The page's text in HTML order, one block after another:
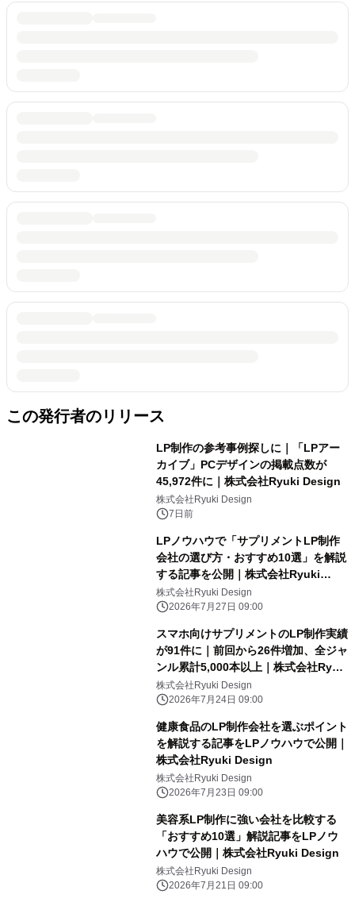
この発行者のリリース
LP制作の参考事例探しに｜「LPアー
カイブ」PCデザインの掲載点数が
45,972件に｜株式会社Ryuki Design
株式会社Ryuki Design
7日前
LPノウハウで「サプリメントLP制作
会社の選び方・おすすめ10選」を解説
する記事を公開｜株式会社Ryuki
Design（LP制作.jp）
株式会社Ryuki Design
2026年7月27日 09:00
スマホ向けサプリメントのLP制作実績
が91件に｜前回から26件増加、全ジャ
ンル累計5,000本以上｜株式会社Ryuki
Design（LP制作.jp）
株式会社Ryuki Design
2026年7月24日 09:00
健康食品のLP制作会社を選ぶポイント
を解説する記事をLPノウハウで公開｜
株式会社Ryuki Design
株式会社Ryuki Design
2026年7月23日 09:00
美容系LP制作に強い会社を比較する
「おすすめ10選」解説記事をLPノウ
ハウで公開｜株式会社Ryuki Design
株式会社Ryuki Design
2026年7月21日 09:00